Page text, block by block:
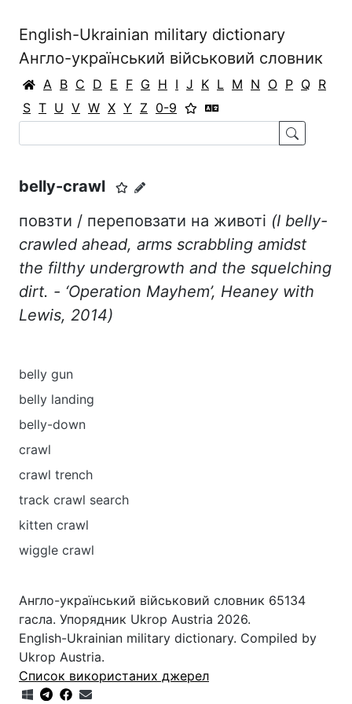
English-Ukrainian military dictionary
Англо-український військовий словник
A B C D E F G H I J K L M N O P Q R
S T U V W X Y Z 0-9
belly-crawl
повзти / переповзати на животі (I belly-
crawled ahead, arms scrabbling amidst
the filthy undergrowth and the squelching
dirt. - ‘Operation Mayhem’, Heaney with
Lewis, 2014)
belly gun
belly landing
belly-down
crawl
crawl trench
track crawl search
kitten crawl
wiggle crawl
Англо-український військовий словник 65134
гасла. Упорядник Ukrop Austria 2026.
English-Ukrainian military dictionary. Compiled by
Ukrop Austria.
Список використаних джерел